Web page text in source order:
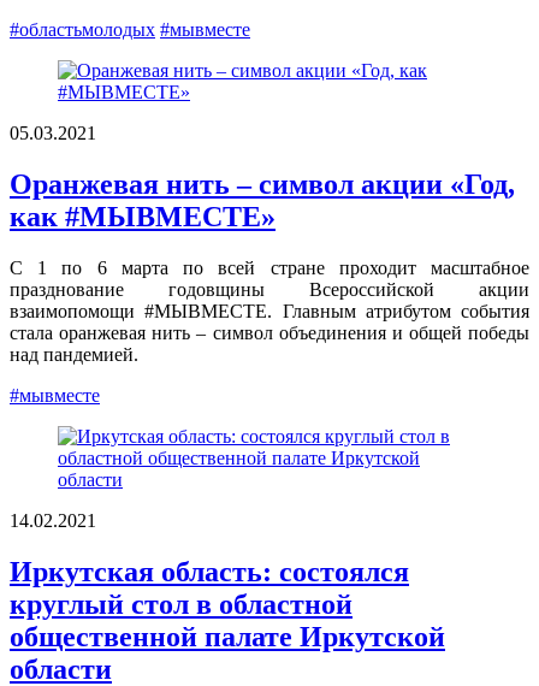
#областьмолодых #мывместе
05.03.2021
Оранжевая нить – символ акции «Год,
как #МЫВМЕСТЕ»
С 1 по 6 марта по всей стране проходит масштабное
празднование годовщины Всероссийской акции
взаимопомощи #МЫВМЕСТЕ. Главным атрибутом события
стала оранжевая нить – символ объединения и общей победы
над пандемией.
#мывместе
14.02.2021
Иркутская область: состоялся
круглый стол в областной
общественной палате Иркутской
области